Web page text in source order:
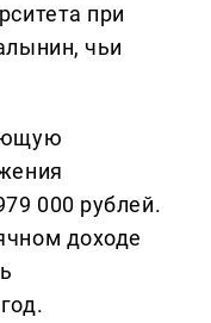
при
чьи
000 рублей.
доходе